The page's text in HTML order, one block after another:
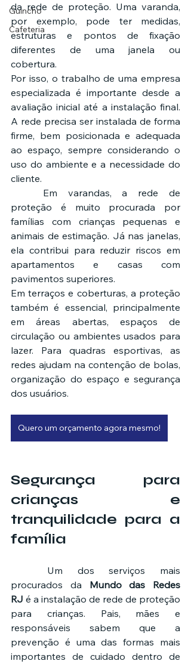
Guincho
Cafeteria
da rede de proteção. Uma varanda,
por exemplo, pode ter medidas,
estruturas e pontos de fixação
diferentes de uma janela ou
cobertura.
Por isso, o trabalho de uma empresa
especializada é importante desde a
avaliação inicial até a instalação final.
A rede precisa ser instalada de forma
firme, bem posicionada e adequada
ao espaço, sempre considerando o
uso do ambiente e a necessidade do
cliente.
proteção é muito procurada por
famílias com crianças pequenas e
animais de estimação. Já nas janelas,
ela contribui para reduzir riscos em
apartamentos e casas com
pavimentos superiores.
Em terraços e coberturas, a proteção
também é essencial, principalmente
em áreas abertas, espaços de
circulação ou ambientes usados para
lazer. Para quadras esportivas, as
redes ajudam na contenção de bolas,
organização do espaço e segurança
dos usuários.
Quero um orçamento agora mesmo!
Segurança para
crianças e
tranquilidade para a
família
procurados da Mundo das Redes
RJ é a instalação de rede de proteção
para crianças. Pais, mães e
responsáveis sabem que a
prevenção é uma das formas mais
importantes de cuidado dentro de